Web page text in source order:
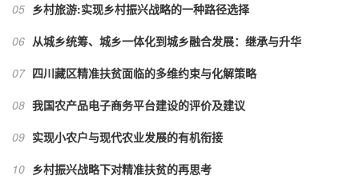
05 乡村旅游:实现乡村振兴战略的一种路径选择
06 从城乡统筹、城乡一体化到城乡融合发展：继承与升华
07 四川藏区精准扶贫面临的多维约束与化解策略
08 我国农产品电子商务平台建设的评价及建议
09 实现小农户与现代农业发展的有机衔接
10 乡村振兴战略下对精准扶贫的再思考